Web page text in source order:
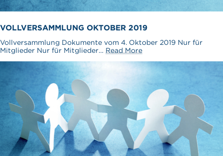
VOLLVERSAMMLUNG OKTOBER 2019
Vollversammlung Dokumente vom 4. Oktober 2019 Nur für
Mitglieder Nur für Mitglieder… Read More